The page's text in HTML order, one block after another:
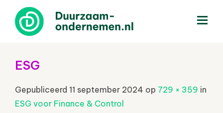
ESG
Gepubliceerd 11 september 2024 op 729 × 359 in
ESG voor Finance & Control